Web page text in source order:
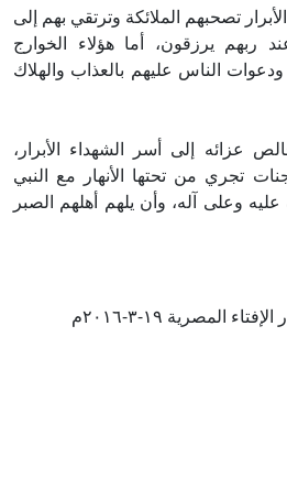
تصحبهم الملائكة وترتقي بهم إلى
ربهم يرزقون، أما هؤلاء الخوارج
الناس عليهم بالعذاب والهلاك
عزائه إلى أسر الشهداء الأبرار،
تجري من تحتها الأنهار مع النبي
وعلى آله، وأن يلهم أهلهم الصبر
المصرية ١٩-٣-٢٠١٦م